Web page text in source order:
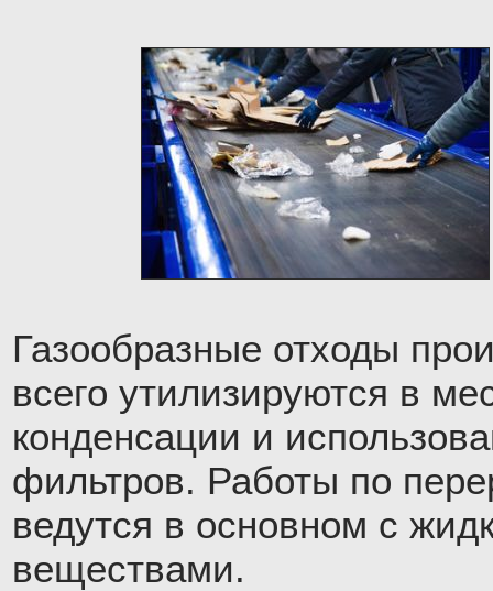
Газообразные отходы
всего утилизируются в
конденсации и
фильтров. Работы по
ведутся в основном с
веществами.